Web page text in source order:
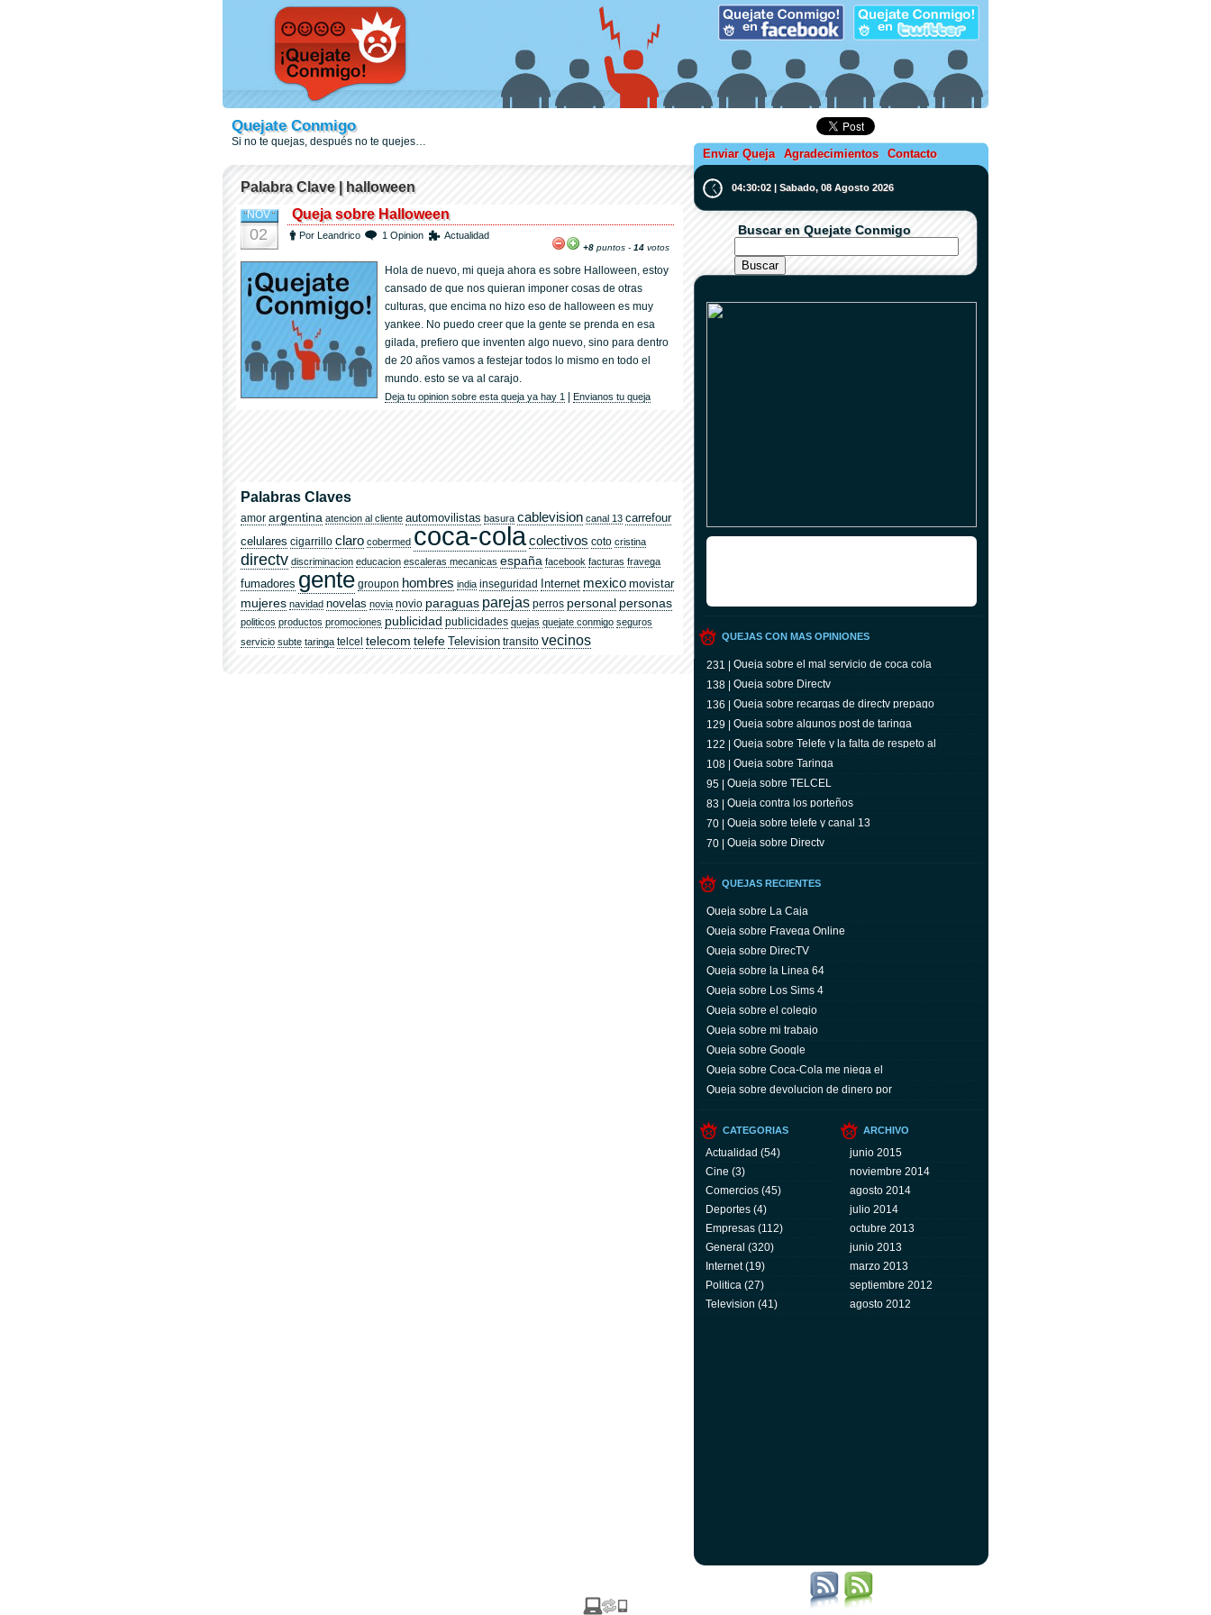
Quejate Conmigo
Si no te quejas, después no te quejes…
Enviar Queja Agradecimientos Contacto
Palabra Clave | halloween
NOV
02
Queja sobre Halloween
Por Leandrico 1 Opinion Actualidad
+8 puntos - 14 votos
Hola de nuevo, mi queja ahora es sobre Halloween, estoy
cansado de que nos quieran imponer cosas de otras
culturas, que encima no hizo eso de halloween es muy
yankee. No puedo creer que la gente se prenda en esa
gilada, prefiero que inventen algo nuevo, sino para dentro
de 20 años vamos a festejar todos lo mismo en todo el
mundo. esto se va al carajo.
Deja tu opinion sobre esta queja ya hay 1 Envianos tu queja
Palabras Claves
amor argentina atencion al cliente automovilistas basura cablevision canal 13 carrefour
celulares cigarrillo claro cobermed coca-colacolectivos coto cristina
directv discriminacion educacion escaleras mecanicas españa facebook facturas fravega
fumadores gente groupon hombres india inseguridad Internet mexico movistar
mujeres navidad novelas novia novio paraguas parejas perros personal personas
politicos productos promociones publicidad publicidades quejas quejate conmigo seguros
servicio subte taringa telcel telecom telefe Television transito vecinos
04:30:03 | Sabado, 08 Agosto 2026
Buscar en Quejate Conmigo
QUEJAS CON MAS OPINIONES
231 | Queja sobre el mal servicio de coca cola
138 | Queja sobre Directv
136 | Queja sobre recargas de directv prepago
129 | Queja sobre algunos post de taringa
122 | Queja sobre Telefe y la falta de respeto al
televidente
108 | Queja sobre Taringa
95 | Queja sobre TELCEL
83 | Queja contra los porteños
70 | Queja sobre telefe y canal 13
70 | Queja sobre Directv
QUEJAS RECIENTES
Queja sobre La Caja
Queja sobre Fravega Online
Queja sobre DirecTV
Queja sobre la Linea 64
Queja sobre Los Sims 4
Queja sobre el colegio
Queja sobre mi trabajo
Queja sobre Google
Queja sobre Coca-Cola me niega el
servicio y facturas
Queja sobre devolucion de dinero por
CATEGORIAS ARCHIVO
Actualidad (54)
Cine (3)
Comercios (45)
Deportes (4)
Empresas (112)
General (320)
Internet(19)
Politica (27)
Television (41)
junio 2015
noviembre 2014
agosto 2014
julio 2014
octubre 2013
junio 2013
marzo 2013
septiembre 2012
agosto 2012